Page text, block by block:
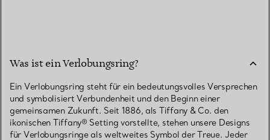
Was ist ein Verlobungsring?
Ein Verlobungsring steht für ein bedeutungsvolles Versprechen
und symbolisiert Verbundenheit und den Beginn einer
gemeinsamen Zukunft. Seit 1886, als Tiffany & Co. den
ikonischen Tiffany® Setting vorstellte, stehen unsere Designs
für Verlobungsringe als weltweites Symbol der Treue. Jeder